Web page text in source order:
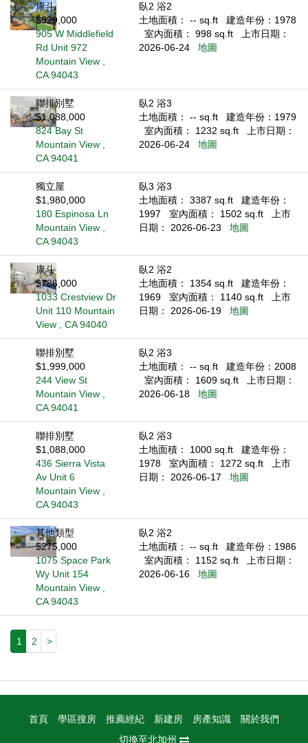
康斗
$929,000
905 W Middlefield
Rd Unit 972
Mountain View ,
CA 94043
臥2 浴2
土地面積： -- sq.ft
建造年份：1978
室內面積： 998 sq.ft
上市日期：
2026-06-24
地圖
聯排別墅
$1,088,000
824 Bay St
Mountain View ,
CA 94041
臥2 浴3
土地面積： -- sq.ft
建造年份：1979
室內面積： 1232 sq.ft
上市日期：
2026-06-24
地圖
獨立屋
$1,980,000
180 Espinosa Ln
Mountain View ,
CA 94043
臥3 浴3
土地面積： 3387 sq.ft
建造年份：
1997
室內面積： 1502 sq.ft
上市
日期： 2026-06-23
地圖
康斗
$786,000
1033 Crestview Dr
Unit 110 Mountain
View , CA 94040
臥2 浴2
土地面積： 1354 sq.ft
建造年份：
1969
室內面積： 1140 sq.ft
上市
日期： 2026-06-19
地圖
聯排別墅
$1,999,000
244 View St
Mountain View ,
CA 94041
臥2 浴3
土地面積： -- sq.ft
建造年份：2008
室內面積： 1609 sq.ft
上市日期：
2026-06-18
地圖
聯排別墅
$1,088,000
436 Sierra Vista
Av Unit 6
Mountain View ,
CA 94043
臥2 浴3
土地面積： 1000 sq.ft
建造年份：
1978
室內面積： 1272 sq.ft
上市
日期： 2026-06-17
地圖
其他類型
$275,000
1075 Space Park
Wy Unit 154
Mountain View ,
CA 94043
臥2 浴2
土地面積： -- sq.ft
建造年份：1986
室內面積： 1152 sq.ft
上市日期：
2026-06-16
地圖
1 2 >
首頁 學區搜房 推薦經紀 新建房 房產知識
關於我們
切換至北加州